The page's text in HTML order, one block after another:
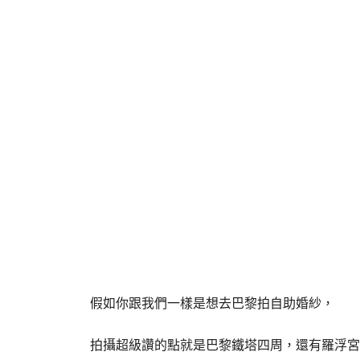
假如你跟我們一樣是想去巴黎拍自助婚紗，
拍攝超級讚的點就是巴黎鐵塔四周，還有羅浮